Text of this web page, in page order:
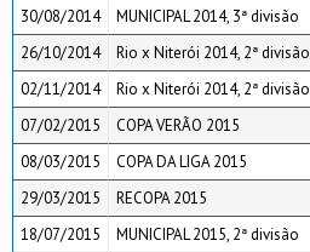
30/08/2014
MUNICIPAL 2014, 3ª divisão
26/10/2014
Rio x Niterói 2014, 2ª divisão
02/11/2014
Rio x Niterói 2014, 2ª divisão
07/02/2015
COPA VERÃO 2015
08/03/2015
COPA DA LIGA 2015
29/03/2015
RECOPA 2015
18/07/2015
MUNICIPAL 2015, 2ª divisão